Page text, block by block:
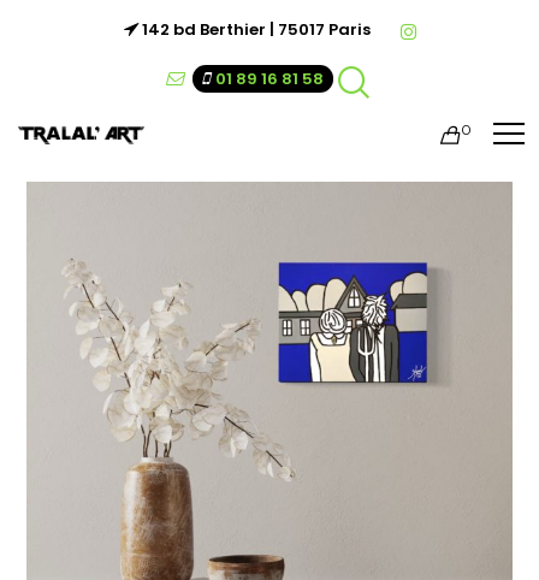
142 bd Berthier | 75017 Paris
01 89 16 81 58
0